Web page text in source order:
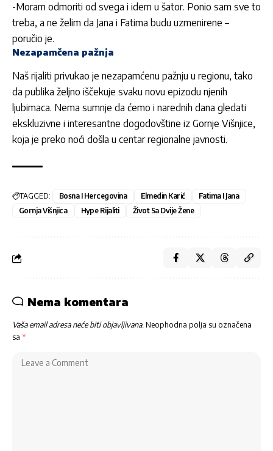
-Moram odmoriti od svega i idem u šator. Ponio sam sve to
treba, a ne želim da Jana i Fatima budu uzmenirene –
poručio je.
Nezapamčena pažnja
Naš rijaliti privukao je nezapamćenu pažnju u regionu, tako
da publika željno iščekuje svaku novu epizodu njenih
ljubimaca. Nema sumnje da ćemo i narednih dana gledati
ekskluzivne i interesantne dogodovštine iz Gornje Višnjice,
koja je preko noći došla u centar regionalne javnosti.
TAGGED: Bosna I Hercegovina Elmedin Karić
Fatima I Jana
Gornja Višnjica
Hype Rijaliti Život Sa Dvije Žene
Nema komentara
Vaša email adresa neće biti objavljivana.Neophodna polja su označena
sa *